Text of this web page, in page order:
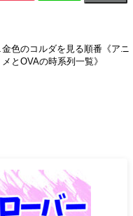
金色のコルダを見る順番《アニ
メとOVAの時系列一覧》